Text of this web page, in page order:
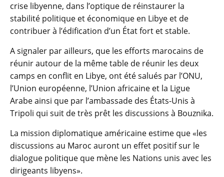
crise libyenne, dans l’optique de réinstaurer la
stabilité politique et économique en Libye et de
contribuer à l’édification d’un État fort et stable.
A signaler par ailleurs, que les efforts marocains de
réunir autour de la même table de réunir les deux
camps en conflit en Libye, ont été salués par l’ONU,
l’Union européenne, l’Union africaine et la Ligue
Arabe ainsi que par l’ambassade des États-Unis à
Tripoli qui suit de très prêt les discussions à Bouznika.
La mission diplomatique américaine estime que «les
discussions au Maroc auront un effet positif sur le
dialogue politique que mène les Nations unis avec les
dirigeants libyens».